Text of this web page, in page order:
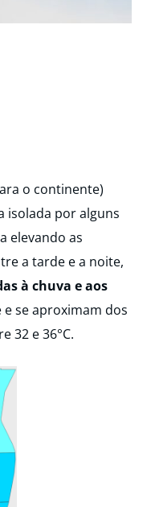
o continente)
isolada por alguns
elevando as
a tarde e a noite,
à chuva e aos
se aproximam dos
32 e 36°C.